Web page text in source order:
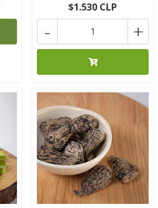
$1.530 CLP
+
-